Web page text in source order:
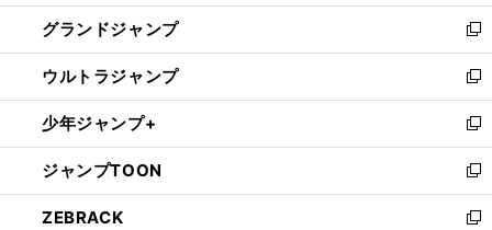
ウ
で
開
く
ン
ド
ウ
で
開
く
ウ
ィ
ン
ド
ウ
で
開
く
し
い
ウ
ィ
ン
ド
ウ
で
開
く
グランドジャンプ
新
し
い
ウ
ィ
ン
ド
ウ
で
ウルトラジャンプ
新
し
い
ウ
ィ
ン
ド
少年ジャンプ+
新
し
い
ウ
ィ
ジャンプTOON
新
し
い
ZEBRACK
新